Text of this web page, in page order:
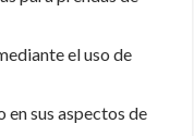
el uso de
sus aspectos de